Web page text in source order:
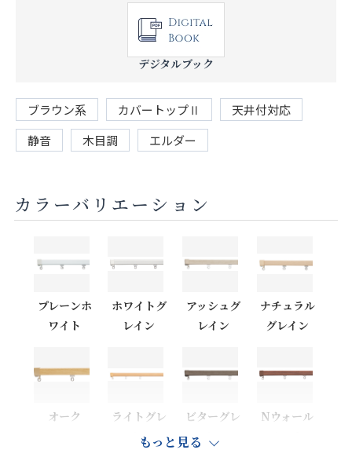
デジタルブック
ブラウン系 カバートップⅡ
天井付対応
静音
木目調 エルダー
カラーバリエーション
プレーンホ
ワイト
ホワイトグ
レイン
アッシュグ
レイン
ナチュラル
グレイン
オーク
ライトグレ
イン
ビターグレ
Nウォール
もっと見る